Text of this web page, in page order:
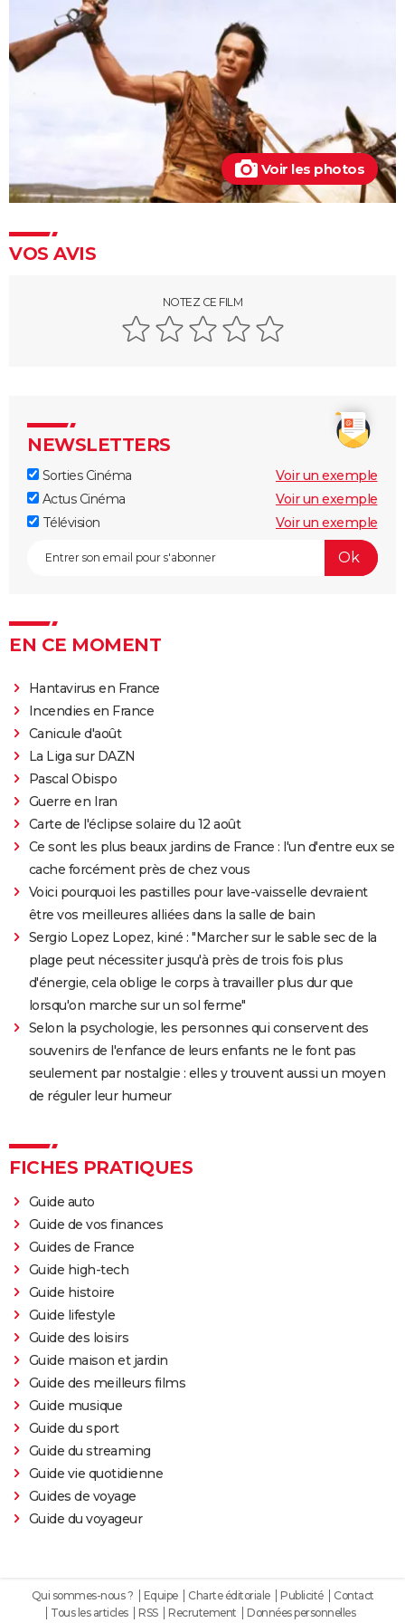
Les Sept Mercenaires
Le Bon, la Brute et le Truand (version intégrale)
Rio Bravo
Voir les photos
VOS AVIS
NOTEZ CE FILM
NEWSLETTERS
Sorties Cinéma
Voir un exemple
Actus Cinéma
Voir un exemple
Télévision
Voir un exemple
EN CE MOMENT
Hantavirus en France
Incendies en France
Canicule d'août
La Liga sur DAZN
Pascal Obispo
Guerre en Iran
Carte de l'éclipse solaire du 12 août
Ce sont les plus beaux jardins de France : l'un d'entre eux se
cache forcément près de chez vous
Voici pourquoi les pastilles pour lave-vaisselle devraient
être vos meilleures alliées dans la salle de bain
Sergio Lopez Lopez, kiné : "Marcher sur le sable sec de la
plage peut nécessiter jusqu'à près de trois fois plus
d'énergie, cela oblige le corps à travailler plus dur que
lorsqu'on marche sur un sol ferme"
Selon la psychologie, les personnes qui conservent des
souvenirs de l'enfance de leurs enfants ne le font pas
seulement par nostalgie : elles y trouvent aussi un moyen
de réguler leur humeur
FICHES PRATIQUES
Guide auto
Guide de vos finances
Guides de France
Guide high-tech
Guide histoire
Guide lifestyle
Guide des loisirs
Guide maison et jardin
Guide des meilleurs films
Guide musique
Guide du sport
Guide du streaming
Guide vie quotidienne
Guides de voyage
Guide du voyageur
Qui sommes-nous ? Equipe Charte éditoriale Publicité
Contact
Tous les articles
RSS Recrutement
Données personnelles